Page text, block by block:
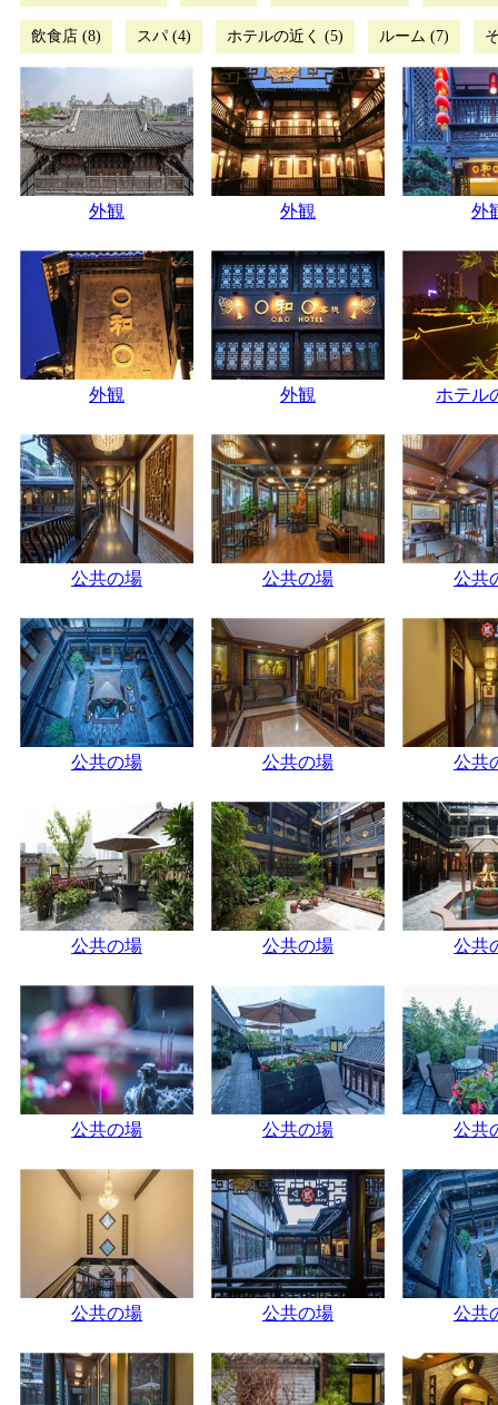
飲食店 (8) スパ (4) ホテルの近く (5) ルーム (7)
外観 外観 外
外観 外観 ホテル
公共の場 公共の場 公共
公共の場 公共の場 公共
公共の場 公共の場 公共
公共の場 公共の場 公共
公共の場 公共の場 公共